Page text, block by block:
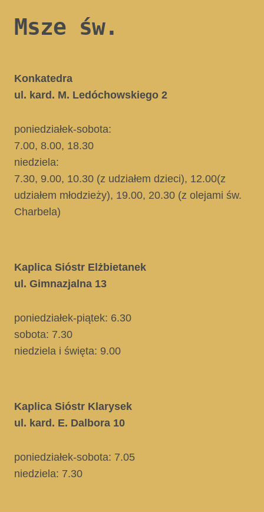
Msze św.
Konkatedra
ul. kard. M. Ledóchowskiego 2
poniedziałek-sobota:
7.00, 8.00, 18.30
niedziela:
7.30, 9.00, 10.30 (z udziałem dzieci), 12.00(z
udziałem młodzieży), 19.00, 20.30 (z olejami św.
Charbela)
Kaplica Sióstr Elżbietanek
ul. Gimnazjalna 13
poniedziałek-piątek: 6.30
sobota: 7.30
niedziela i święta: 9.00
Kaplica Sióstr Klarysek
ul. kard. E. Dalbora 10
poniedziałek-sobota: 7.05
niedziela: 7.30